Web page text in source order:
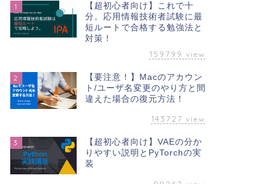
1
【超初心者向け】これで十
分。応用情報技術者試験に最
短ルートで合格する勉強法と
対策！
159799 view
2
【要注意！】Macのアカウン
ト/ユーザ名変更のやり方と間
違えた場合の復元方法！
143727 view
3
【超初心者向け】VAEの分か
りやすい説明とPyTorchの実
装